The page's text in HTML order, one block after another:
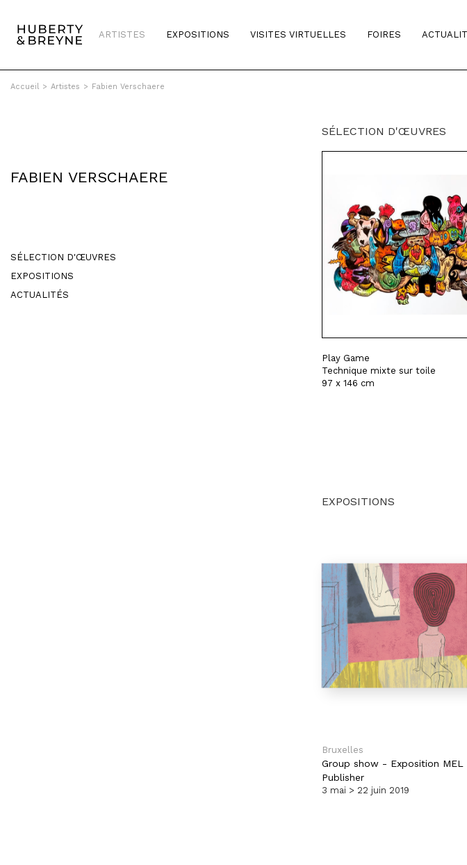
ARTISTES EXPOSITIONS VISITES VIRTUELLES FOIRES
Accueil > Artistes > Fabien Verschaere
FABIEN VERSCHAERE
SÉLECTION D'ŒUVRES
EXPOSITIONS
ACTUALITÉS
SÉLECTION D'ŒUVRES
Play Game
Technique mixte sur toile
97 x 146 cm
EXPOSITIONS
Bruxelles
Group show - Exposition MEL
Publisher
3 mai > 22 juin 2019